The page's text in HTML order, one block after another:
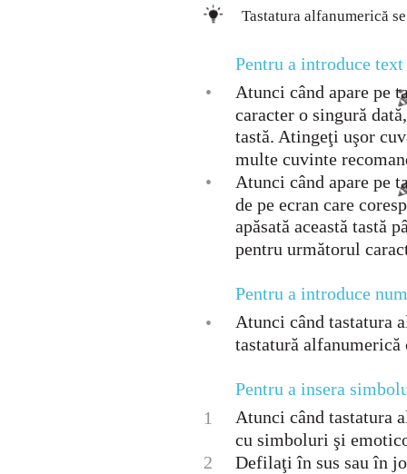
Tastatura alfanumerică
Pentru a introduce
•
Atunci când apare pe
caracter o singură
tastă. Atingeţi uşor
multe cuvinte
•
Atunci când apare pe
de pe ecran care
apăsată această tastă
pentru următorul
Pentru a introduce
•
Atunci când tastatura
tastatură alfanumerică
Pentru a insera
1
Atunci când tastatura
cu simboluri şi
2
Defilaţi în sus sau în